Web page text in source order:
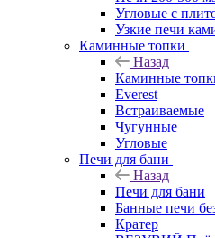
Угловые с
Узкие печи
Каминные топки
Назад
Каминные
Everest
Встраиваемые
Чугунные
Угловые
Печи для бани
Назад
Печи для бани
Банные печи
Кратер